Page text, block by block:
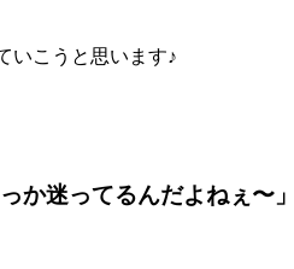
いこうと思います♪
か迷ってるんだよねぇ〜」